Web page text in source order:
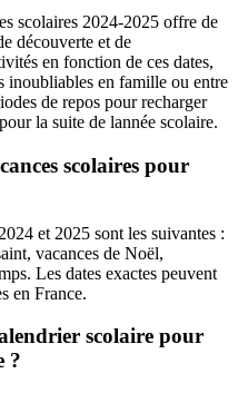
scolaires 2024-2025 offre de
découverte et de
en fonction de ces dates,
inoubliables en famille ou entre
de repos pour recharger
la suite de lannée scolaire.
scolaires pour
et 2025 sont les suivantes :
vacances de Noël,
Les dates exactes peuvent
en France.
scolaire pour
?